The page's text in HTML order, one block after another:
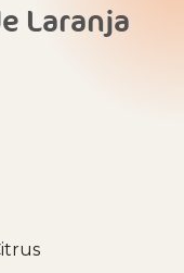
Laranja